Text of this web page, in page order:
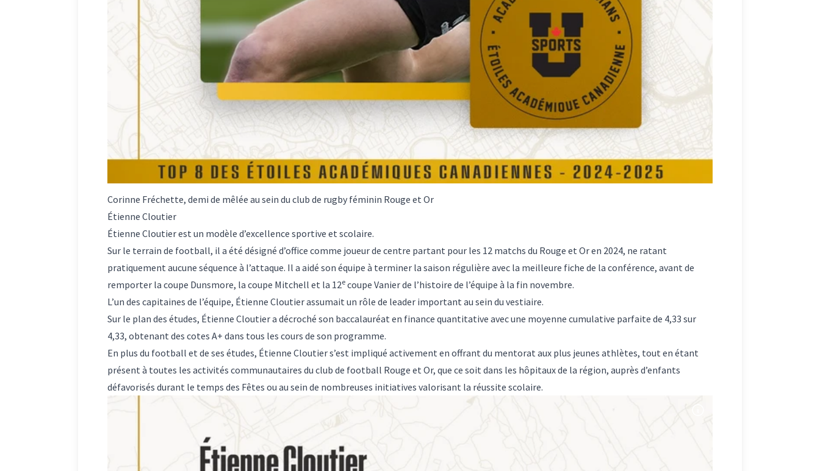
Corinne Fréchette, demi de mêlée au sein du club de rugby féminin Rouge et Or
Étienne Cloutier
Étienne Cloutier est un modèle d’excellence sportive et scolaire.
Sur le terrain de football, il a été désigné d’office comme joueur de centre partant pour les 12 matchs du Rouge et Or en 2024, ne ratant
pratiquement aucune séquence à l’attaque. Il a aidé son équipe à terminer la saison régulière avec la meilleure fiche de la conférence, avant de
remporter la coupe Dunsmore, la coupe Mitchell et la 12e coupe Vanier de l’histoire de l’équipe à la fin novembre.
L’un des capitaines de l’équipe, Étienne Cloutier assumait un rôle de leader important au sein du vestiaire.
Sur le plan des études, Étienne Cloutier a décroché son baccalauréat en finance quantitative avec une moyenne cumulative parfaite de 4,33 sur
4,33, obtenant des cotes A+ dans tous les cours de son programme.
En plus du football et de ses études, Étienne Cloutier s’est impliqué activement en offrant du mentorat aux plus jeunes athlètes, tout en étant
présent à toutes les activités communautaires du club de football Rouge et Or, que ce soit dans les hôpitaux de la région, auprès d’enfants
défavorisés durant le temps des Fêtes ou au sein de nombreuses initiatives valorisant la réussite scolaire.